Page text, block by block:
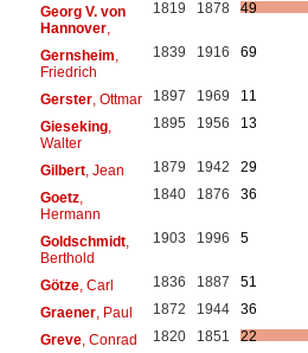
Georg V. von
Hannover,
1819 1878 49
Gernsheim
Friedrich
1839 1916 69
Gerster, Ottmar 1897 1969
11
Gieseking,
Walter
1895 1956 13
Gilbert, Jean 1879 1942
29
Goetz,
Hermann
1840 1876 36
Goldschmidt,
Berthold
1903 1996 5
Götze, Carl 1836 1887
51
Graener, Paul 1872 1944
36
Greve, Conrad 1820 1851
22